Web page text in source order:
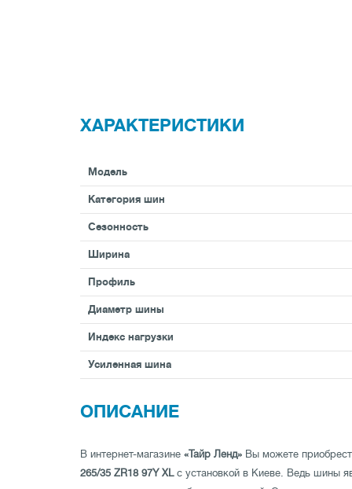
ХАРАКТЕРИСТИКИ
Модель
Категория шин
Сезонность
Ширина
Профиль
Диаметр шины
Индекс нагрузки
Усиленная шина
ОПИСАНИЕ
В интернет-магазине «Тайр Ленд» Вы можете
265/35 ZR18 97Y XLс установкой в Киеве. Ведь шины